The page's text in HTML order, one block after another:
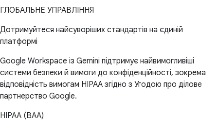
ГЛОБАЛЬНЕ УПРАВЛІННЯ
Дотримуйтеся найсуворіших стандартів на єдиній
платформі
Google Workspace із Gemini підтримує найвимогливіші
системи безпеки й вимоги до конфіденційності, зокрема
відповідність вимогам HIPAA згідно з Угодою про ділове
партнерство Google.
HIPAA (BAA)